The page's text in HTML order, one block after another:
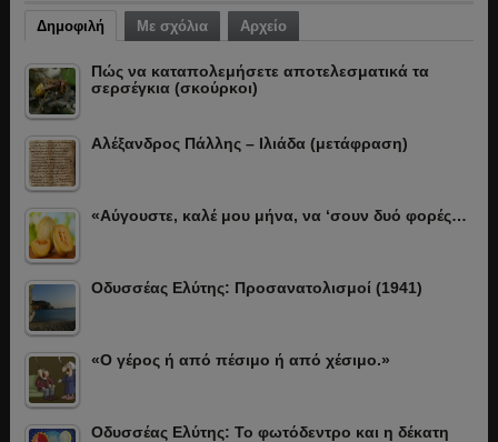
Δημοφιλή Με σχόλια Αρχείο
Πώς να καταπολεμήσετε αποτελεσματικά τα
σερσέγκια (σκούρκοι)
Αλέξανδρος Πάλλης – Ιλιάδα (μετάφραση)
«Αύγουστε, καλέ μου μήνα, να ‘σουν δυό φορές…
Οδυσσέας Ελύτης: Προσανατολισμοί (1941)
«Ο γέρος ή από πέσιμο ή από χέσιμο.»
Οδυσσέας Ελύτης: Το φωτόδεντρο και η δέκατη